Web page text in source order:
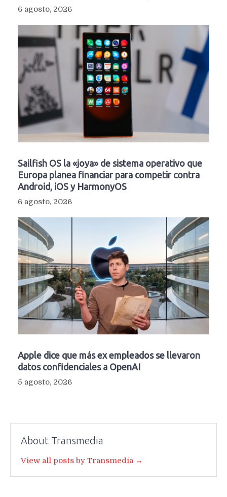
6 agosto, 2026
Sailfish OS la «joya» de sistema operativo que
Europa planea financiar para competir contra
Android, iOS y HarmonyOS
6 agosto, 2026
Apple dice que más ex empleados se llevaron
datos confidenciales a OpenAI
5 agosto, 2026
About Transmedia
View all posts by Transmedia →